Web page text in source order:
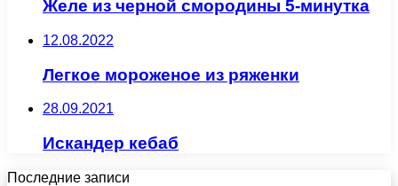
Желе из черной смородины 5-минутка
12.08.2022
Легкое мороженое из ряженки
28.09.2021
Искандер кебаб
Последние записи